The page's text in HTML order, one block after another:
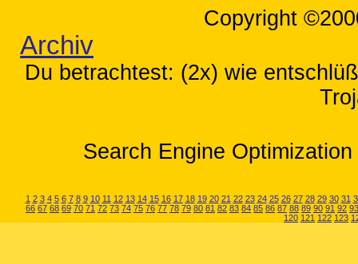
Copyright
Archiv
Du betrachtest: (2x) wie
Search Engine
1 2 3 4 5 6 7 8 9 10 11 12 13 14 15 16 17 18 19 20 21 22 23 24 25 26 27 28 29 30 31
66 67 68 69 70 71 72 73 74 75 76 77 78 79 80 81 82 83 84 85 86 87 88 89 90 91 92 93
120 121 122 123